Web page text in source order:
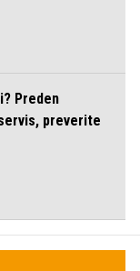
Preden
preverite